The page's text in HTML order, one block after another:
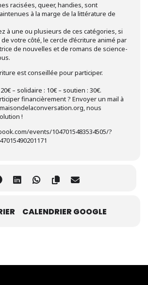
racisées, queer, handies, sont
à la marge de la littérature de
à une ou plusieurs de ces catégories, si
votre côté, le cercle d’écriture animé par
de nouvelles et de romans de science-
est conseillée pour participer.
– solidaire : 10€ – soutien : 30€.
financièrement ? Envoyer un mail à
nous
!
events/1047015483534505/?
CALENDRIER GOOGLE